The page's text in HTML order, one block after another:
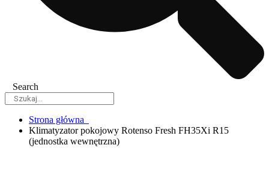
Search
Strona główna
Klimatyzator pokojowy Rotenso Fresh FH35Xi R15
(jednostka wewnętrzna)